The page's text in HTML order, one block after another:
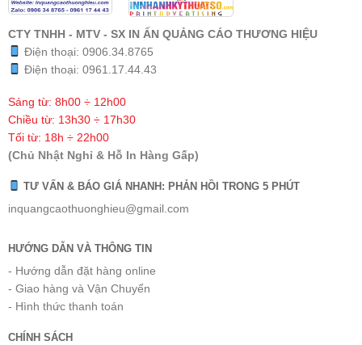
CTY TNHH - MTV - SX IN ẤN QUẢNG CÁO THƯƠNG HIỆU
Điện thoại: 0906.34.8765
Điện thoại: 0961.17.44.43
Sáng từ: 8h00 ÷ 12h00
Chiều từ: 13h30 ÷ 17h30
Tối từ: 18h ÷ 22h00
(Chủ Nhật Nghỉ & Hỗ In Hàng Gấp)
TƯ VẤN & BÁO GIÁ NHANH: PHẢN HỒI TRONG 5 PHÚT
inquangcaothuonghieu@gmail.com
HƯỚNG DẪN VÀ THÔNG TIN
- Hướng dẫn đặt hàng online
- Giao hàng và Vận Chuyển
- Hình thức thanh toán
CHÍNH SÁCH